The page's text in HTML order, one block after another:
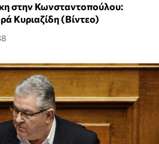
στην Κωνσταντοπούλου:
Κυριαζίδη (Βίντεο)